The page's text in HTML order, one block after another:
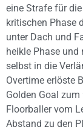
eine Strafe für
kritischen Phase
unter Dach und
heikle Phase
selbst in die
Overtime erlöste
Golden Goal
Floorballer vom
Abstand zu den